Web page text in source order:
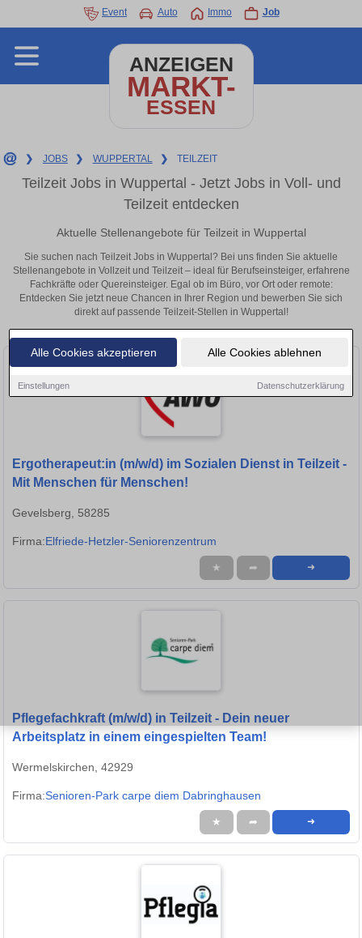
Alle Cookies akzeptieren Alle Cookies ablehnen
Einstellungen Datenschutzerklärung
Event Auto Immo Job
ANZEIGEN
MARKT-
ESSEN
❯ JOBS ❯ WUPPERTAL ❯ TEILZEIT
Teilzeit Jobs in Wuppertal - Jetzt Jobs in Voll- und
Teilzeit entdecken
Aktuelle Stellenangebote für Teilzeit in Wuppertal
Sie suchen nach Teilzeit Jobs in Wuppertal? Bei uns finden Sie aktuelle
Stellenangebote in Vollzeit und Teilzeit – ideal für Berufseinsteiger, erfahrene
Fachkräfte oder Quereinsteiger. Egal ob im Büro, vor Ort oder remote:
Entdecken Sie jetzt neue Chancen in Ihrer Region und bewerben Sie sich
direkt auf passende Teilzeit-Stellen in Wuppertal!
Ergotherapeut:in (m/w/d) im Sozialen Dienst in Teilzeit -
Mit Menschen für Menschen!
Gevelsberg, 58285
Firma:Elfriede-Hetzler-Seniorenzentrum
★ ➦ ➜
Pflegefachkraft (m/w/d) in Teilzeit - Dein neuer
Arbeitsplatz in einem eingespielten Team!
Wermelskirchen, 42929
Firma:Senioren-Park carpe diem Dabringhausen
★ ➦ ➜